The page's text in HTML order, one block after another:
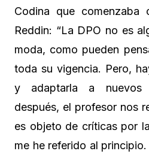
Codina que
Reddin: “La DPO no es
moda, como pueden
toda su vigencia. Pero,
y adaptarla a nuevos
después, el profesor nos
es objeto de críticas por
me he referido al